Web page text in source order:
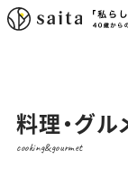
料理・グル
cooking&gourmet